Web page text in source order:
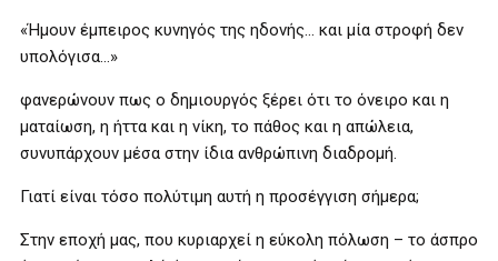
«Ήμουν έμπειρος κυνηγός της ηδονής… και μία στροφή δεν
υπολόγισα…»
φανερώνουν πως ο δημιουργός ξέρει ότι το όνειρο και η
ματαίωση, η ήττα και η νίκη, το πάθος και η απώλεια,
συνυπάρχουν μέσα στην ίδια ανθρώπινη διαδρομή.
Γιατί είναι τόσο πολύτιμη αυτή η προσέγγιση σήμερα;
Στην εποχή μας, που κυριαρχεί η εύκολη πόλωση – το άσπρο